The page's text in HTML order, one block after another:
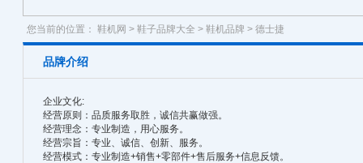
您当前的位置： 鞋机网 > 鞋子品牌大全 > 鞋机品牌 > 德士捷
品牌介绍
企业文化:
经营原则：品质服务取胜，诚信共赢做强。
经营理念：专业制造，用心服务。
经营宗旨：专业、诚信、创新、服务。
经营模式：专业制造+销售+零部件+售后服务+信息反馈。